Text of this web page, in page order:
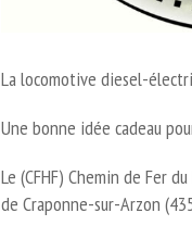
La locomotive diesel-
Une bonne idée cadeau
Le (CFHF) Chemin de Fer
de Craponne-sur-Arzon